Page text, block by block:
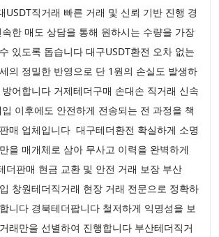
USDT직거래 빠른 거래 및 신뢰 기반 진행 경
한 매도 상담을 통해 원하시는 수량을 가장
있도록 돕습니다 대구USDT환전 오차 없는
의 정밀한 반영으로 단 1원의 손실도 발생하
어합니다 거제테더구매 손대손 직거래 신속
이후에도 안전하게 전송되는 전 과정을 책
매 업체입니다 대구테더환전 확실하게 소명
을 매개체로 삼아 무사고 이력을 완벽하게
더판매 현금 교환 및 안전 거래 보장 부산
창원테더직거래 현장 거래 전문으로 정확하
니다 경북테더팝니다 철저하게 익명성을 보
래만을 선별하여 진행합니다 부산테더직거